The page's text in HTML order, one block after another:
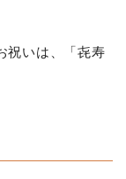
祝いは、「㐂寿